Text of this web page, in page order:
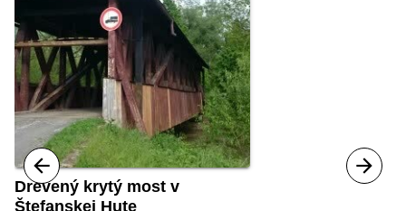
Drevený krytý most v
Štefanskej Hute